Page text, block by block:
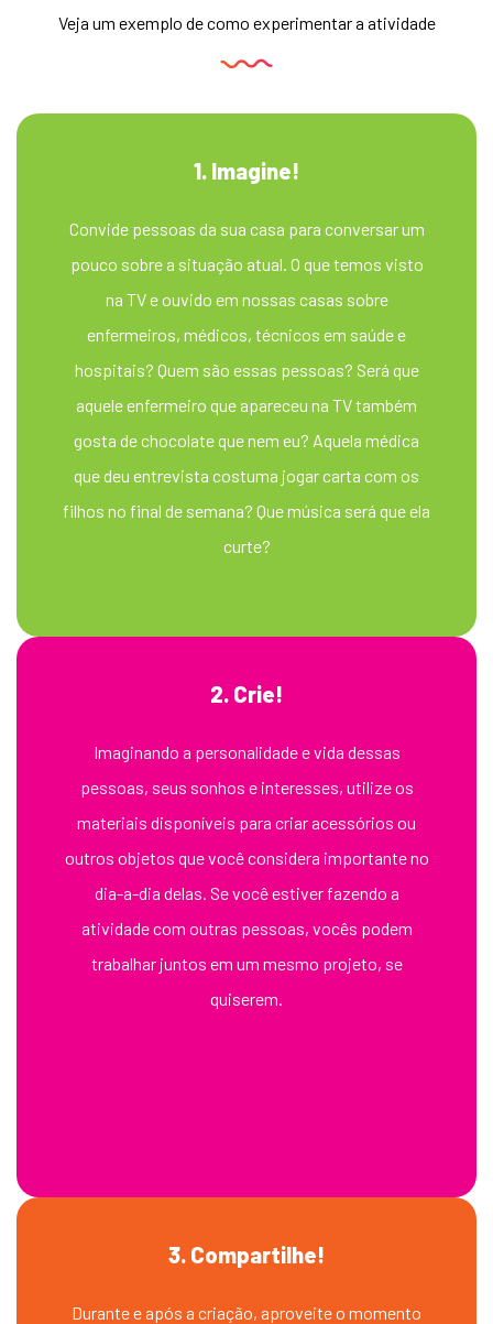
Veja um exemplo de como experimentar a atividade
1. Imagine!
Convide pessoas da sua casa para conversar um
pouco sobre a situação atual. O que temos visto
na TV e ouvido em nossas casas sobre
enfermeiros, médicos, técnicos em saúde e
hospitais? Quem são essas pessoas? Será que
aquele enfermeiro que apareceu na TV também
gosta de chocolate que nem eu? Aquela médica
que deu entrevista costuma jogar carta com os
filhos no final de semana? Que música será que ela
curte?
2. Crie!
Imaginando a personalidade e vida dessas
pessoas, seus sonhos e interesses, utilize os
materiais disponíveis para criar acessórios ou
outros objetos que você considera importante no
dia-a-dia delas. Se você estiver fazendo a
atividade com outras pessoas, vocês podem
trabalhar juntos em um mesmo projeto, se
quiserem.
3. Compartilhe!
Durante e após a criação, aproveite o momento